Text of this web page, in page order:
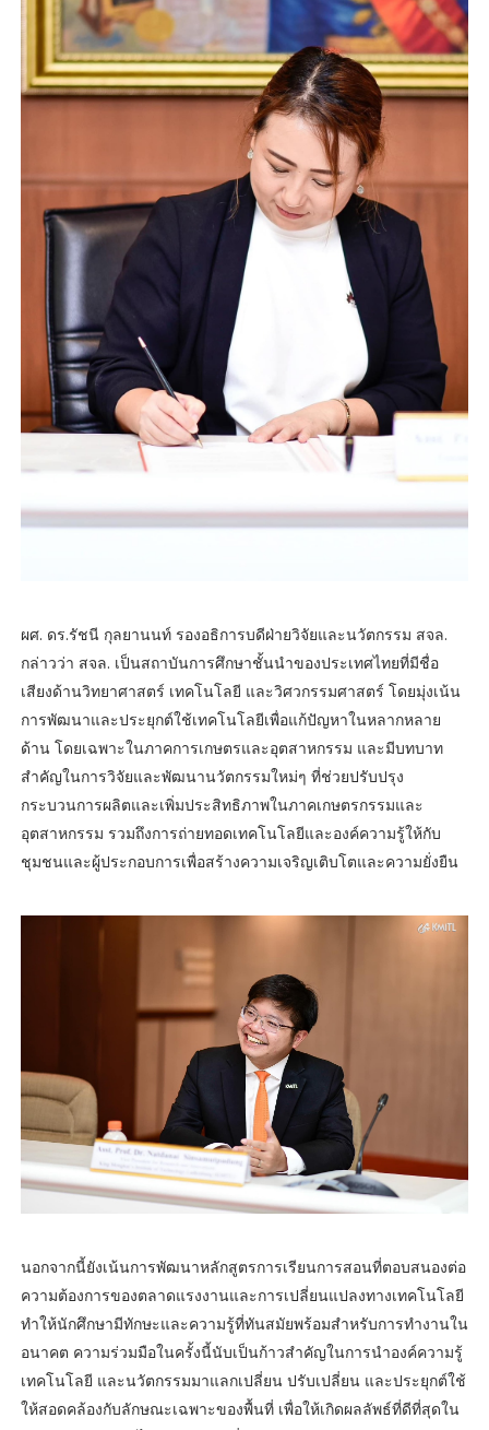
ผศ. ดร.รัชนี กุลยานนท์ รองอธิการบดีฝ่ายวิจัยและนวัตกรรม สจล.
กล่าวว่า สจล. เป็นสถาบันการศึกษาชั้นนำของประเทศไทยที่มีชื่อ
เสียงด้านวิทยาศาสตร์ เทคโนโลยี และวิศวกรรมศาสตร์ โดยมุ่งเน้น
การพัฒนาและประยุกต์ใช้เทคโนโลยีเพื่อแก้ปัญหาในหลากหลาย
ด้าน โดยเฉพาะในภาคการเกษตรและอุตสาหกรรม และมีบทบาท
สำคัญในการวิจัยและพัฒนานวัตกรรมใหม่ๆ ที่ช่วยปรับปรุง
กระบวนการผลิตและเพิ่มประสิทธิภาพในภาคเกษตรกรรมและ
อุตสาหกรรม รวมถึงการถ่ายทอดเทคโนโลยีและองค์ความรู้ให้กับ
ชุมชนและผู้ประกอบการเพื่อสร้างความเจริญเติบโตและความยั่งยืน
นอกจากนี้ยังเน้นการพัฒนาหลักสูตรการเรียนการสอนที่ตอบสนองต่อ
ความต้องการของตลาดแรงงานและการเปลี่ยนแปลงทางเทคโนโลยี
ทำให้นักศึกษามีทักษะและความรู้ที่ทันสมัยพร้อมสำหรับการทำงานใน
อนาคต ความร่วมมือในครั้งนี้นับเป็นก้าวสำคัญในการนำองค์ความรู้
เทคโนโลยี และนวัตกรรมมาแลกเปลี่ยน ปรับเปลี่ยน และประยุกต์ใช้
ให้สอดคล้องกับลักษณะเฉพาะของพื้นที่ เพื่อให้เกิดผลลัพธ์ที่ดีที่สุดใน